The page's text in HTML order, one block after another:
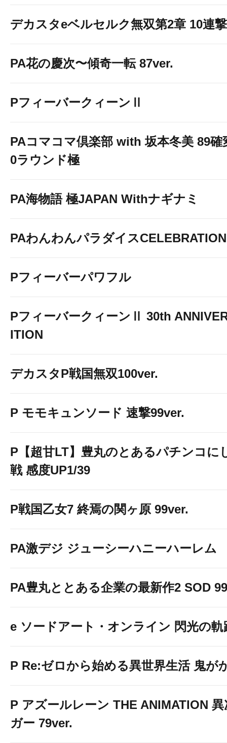
デカスタeベルセルク無双第2章 10連
PA花の慶次〜傾奇一転 87ver.
PフィーバークィーンⅡ
PAコマコマ倶楽部 with 坂本冬美 89確
0ラウンド極
PA海物語 極JAPAN Withナギナミ
PAわんわんパラダイスCELEBRATION
Pフィーバーパワフル
PフィーバークィーンⅡ 30th
ITION
デカスタP戦国無双100ver.
P モモキュンソード 速撃99ver.
P【超甘LT】豊丸のとあるパチンコに
戦 感度UP1/39
P戦国乙女7 終焉の関ヶ原 99ver.
PA激デジ ジューシーハニーハーレム
PA豊丸ととある企業の最新作2 SOD
e ソードアート・オンライン 閃光の軌
P Re:ゼロから始める異世界生活 鬼が
P アズールレーン THE ANIMATION
ガー 79ver.